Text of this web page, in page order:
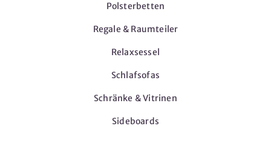
Polsterbetten
Regale & Raumteiler
Relaxsessel
Schlafsofas
Schränke & Vitrinen
Sideboards